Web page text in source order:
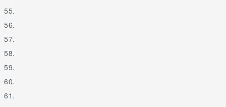
55.
56.
57.
58.
59.
60.
61.